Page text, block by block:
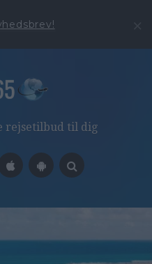
rejsetilbud til dig